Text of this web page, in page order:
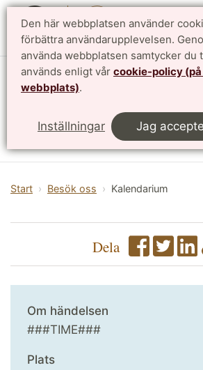
Den här webbplatsen använder
förbättra användarupplevelsen.
använda webbplatsen samtycker du
används enligt vår cookie-policy (på
webbplats).
Inställningar Jag
Vattenhallen Science
Start Besök oss Kalendarium
Dela
Om händelsen
###TIME###
Plats